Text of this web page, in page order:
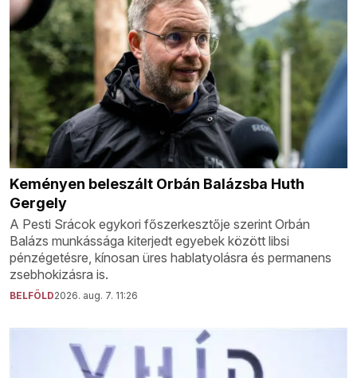
Keményen beleszált Orbán Balázsba Huth
Gergely
A Pesti Srácok egykori főszerkesztője szerint Orbán
Balázs munkássága kiterjedt egyebek között libsi
pénzégetésre, kínosan üres hablatyolásra és permanens
zsebhokizásra is.
BELFÖLD2026. aug. 7. 11:26